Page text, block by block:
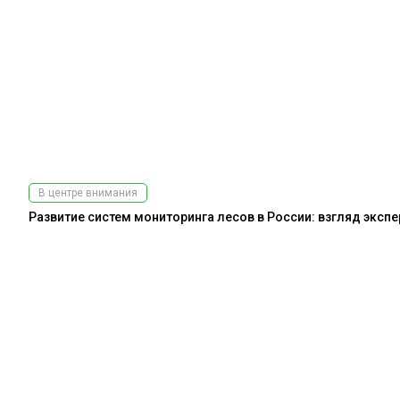
В центре внимания
Развитие систем мониторинга лесов в России: взгляд